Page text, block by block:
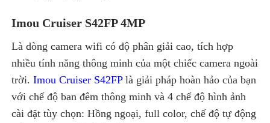
Imou Cruiser S42FP 4MP
Là dòng camera wifi có độ phân giải cao, tích hợp
nhiều tính năng thông minh của một chiếc camera ngoài
trời.Imou Cruiser S42FPlà giải pháp hoàn hảo của bạn
với chế độ ban đêm thông minh và 4 chế độ hình ảnh
cài đặt tùy chọn: Hồng ngoại, full color, chế độ tự động